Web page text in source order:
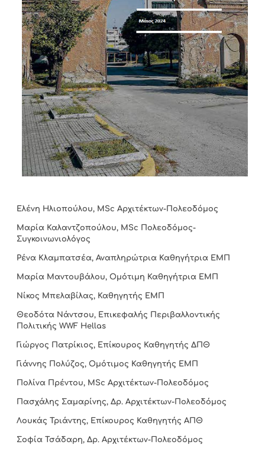
Ελένη Ηλιοπούλου, MSc Αρχιτέκτων-Πολεοδόμος
Μαρία Καλαντζοπούλου, MSc Πολεοδόμος-
Συγκοινωνιολόγος
Ρένα Κλαμπατσέα, Αναπληρώτρια Καθηγήτρια ΕΜΠ
Μαρία Μαντουβάλου, Ομότιμη Καθηγήτρια ΕΜΠ
Νίκος Μπελαβίλας, Καθηγητής ΕΜΠ
Θεοδότα Νάντσου, Επικεφαλής Περιβαλλοντικής
Πολιτικής WWF Hellas
Γιώργος Πατρίκιος, Επίκουρος Καθηγητής ΔΠΘ
Γιάννης Πολύζος, Ομότιμος Καθηγητής ΕΜΠ
Πολίνα Πρέντου, MSc Αρχιτέκτων-Πολεοδόμος
Πασχάλης Σαμαρίνης, Δρ. Αρχιτέκτων-Πολεοδόμος
Λουκάς Τριάντης, Επίκουρος Καθηγητής ΑΠΘ
Σοφία Τσάδαρη, Δρ. Αρχιτέκτων-Πολεοδόμος